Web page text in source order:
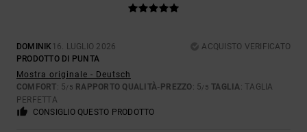
DOMINIK 16. LUGLIO 2026
ACQUISTO VERIFICATO
PRODOTTO DI PUNTA
Mostra originale - Deutsch
COMFORT: 5/5 RAPPORTO QUALITÀ-PREZZO: 5/5 TAGLIA: TAGLIA
PERFETTA
CONSIGLIO QUESTO PRODOTTO